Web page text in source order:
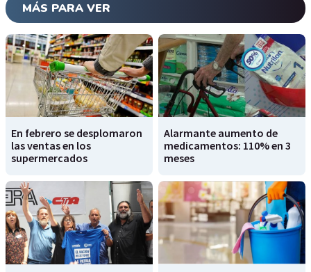
MÁS PARA VER
En febrero se desplomaron
las ventas en los
supermercados
Alarmante aumento de
medicamentos: 110% en 3
meses